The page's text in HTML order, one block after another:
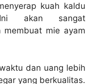
kuah kaldu
akan sangat
membuat mie ayam
dan uang lebih
yang berkualitas.